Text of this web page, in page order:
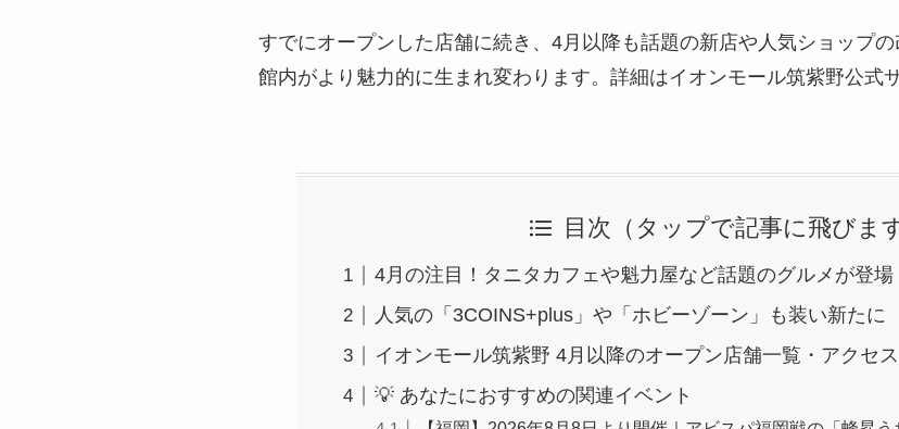
すでにオープンした店舗に続き、4月以降も話題の新店や人気ショップの
館内がより魅力的に生まれ変わります。詳細はイオンモール筑紫野公式
目次（タップで記事に飛びます
4月の注目！タニタカフェや魁力屋など話題のグルメが登場
人気の「3COINS+plus」や「ホビーゾーン」も装い新たに
イオンモール筑紫野 4月以降のオープン店舗一覧・アクセス
💡 あなたにおすすめの関連イベント